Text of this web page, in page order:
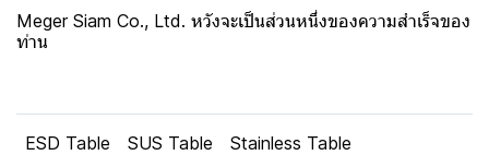
Meger Siam Co., Ltd. หวังจะเป็นส่วนหนึ่งของความสำเร็จของ
ท่าน
ESD Table SUS Table
Stainless Table